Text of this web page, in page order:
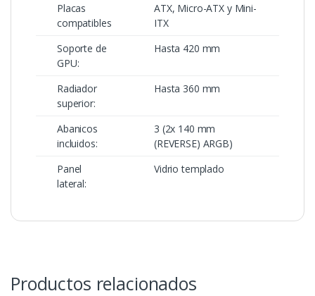
Placas
compatibles
ATX, Micro-ATX y Mini-
ITX
Soporte de
GPU:
Hasta 420 mm
Radiador
superior:
Hasta 360 mm
Abanicos
incluidos:
3 (2x 140 mm
(REVERSE) ARGB)
Panel
lateral:
Vidrio templado
Productos relacionados